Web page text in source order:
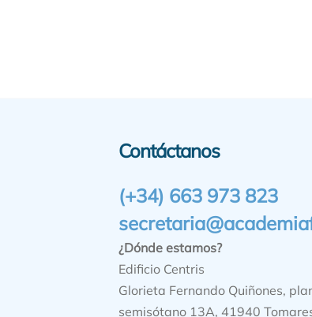
Contáctanos
(+34) 663 973 823
¿Dónde estamos?
Edificio Centris
Glorieta Fernando Quiñones,
semisótano 13A, 41940